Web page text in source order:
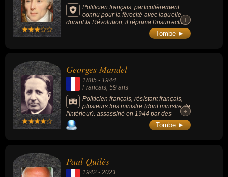
Politicien français, particulièrement
connu pour la férocité avec laquelle,
durant la Révolution, il réprima l'insurrection
lyonnaise en 1793 et pour avoir été ministre
de la Police sous le Directoire, le Consulat et
+
+
Tombe ►
Georges Mandel
1885 - 1944
Francais, 59 ans
Politicien français, résistant français,
plusieurs fois ministre (dont ministre de
l'Intérieur), assassiné en 1944 par des
miliciens dans la France occupée.
+
+
Tombe ►
Paul Quilès
1942 - 2021